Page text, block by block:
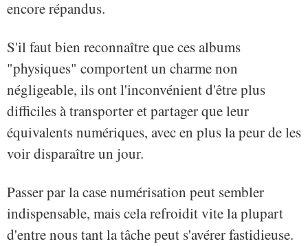
encore répandus.
S'il faut bien reconnaître que ces albums
"physiques" comportent un charme non
négligeable, ils ont l'inconvénient d'être plus
difficiles à transporter et partager que leur
équivalents numériques, avec en plus la peur de les
voir disparaître un jour.
Passer par la case numérisation peut sembler
indispensable, mais cela refroidit vite la plupart
d'entre nous tant la tâche peut s'avérer fastidieuse.